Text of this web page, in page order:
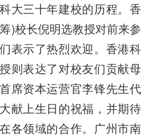
大三十年建校的历程。香
)校长倪明选教授对前来参
表示了热烈欢迎。香港科
则表达了对校友们贡献母
席资本运营官李锋先生代
献上生日的祝福，并期待
各领域的合作。广州市南